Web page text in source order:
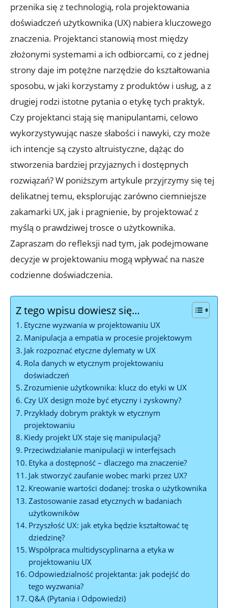
przenika się z technologią, rola projektowania
doświadczeń użytkownika (UX) nabiera kluczowego
znaczenia. Projektanci stanowią most między
złożonymi systemami a ich odbiorcami, co z jednej
strony daje im potężne narzędzie do kształtowania
sposobu, w jaki korzystamy z produktów i usług, a z
drugiej rodzi istotne pytania o etykę tych praktyk.
Czy projektanci stają się manipulantami, celowo
wykorzystywując nasze słabości i nawyki, czy może
ich intencje są czysto altruistyczne, dążąc do
stworzenia bardziej przyjaznych i dostępnych
rozwiązań? W poniższym artykule przyjrzymy się tej
delikatnej temu, eksplorując zarówno ciemniejsze
zakamarki UX, jak i pragnienie, by projektować z
myślą o prawdziwej trosce o użytkownika.
Zapraszam do refleksji nad tym, jak podejmowane
decyzje w projektowaniu mogą wpływać na nasze
codzienne doświadczenia.
Z tego wpisu dowiesz się…
Etyczne wyzwania w projektowaniu UX
Manipulacja a empatia w procesie projektowym
Jak rozpoznać etyczne dylematy w UX
Rola danych w etycznym projektowaniu
doświadczeń
Zrozumienie użytkownika: klucz do etyki w UX
Czy UX design może być etyczny i zyskowny?
Przykłady dobrym praktyk w etycznym
projektowaniu
Kiedy projekt UX staje się manipulacją?
Przeciwdziałanie manipulacji w interfejsach
Etyka a dostępność – dlaczego ma znaczenie?
Jak stworzyć zaufanie wobec marki przez UX?
Kreowanie wartości dodanej: troska o użytkownika
Zastosowanie zasad etycznych w badaniach
użytkowników
Przyszłość UX: jak etyka będzie kształtować tę
dziedzinę?
Współpraca multidyscyplinarna a etyka w
projektowaniu UX
Odpowiedzialność projektanta: jak podejść do
tego wyzwania?
Q&A (Pytania i Odpowiedzi)